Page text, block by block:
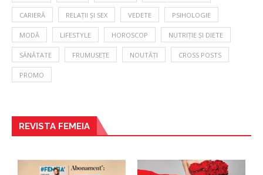
CARIERĂ RELAȚII ȘI SEX VEDETE PSIHOLOGIE
MODĂ LIFESTYLE HOROSCOP NUTRIȚIE ȘI DIETE
SĂNĂTATE FRUMUSEȚE NOUTĂȚI CROSS POSTS
PROMO
REVISTA FEMEIA